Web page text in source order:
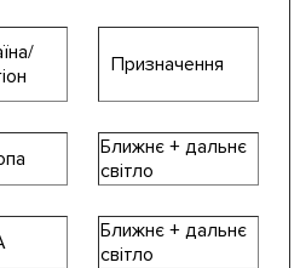
Призначення
Ближнє + дальнє
світло
Ближнє + дальнє
світло